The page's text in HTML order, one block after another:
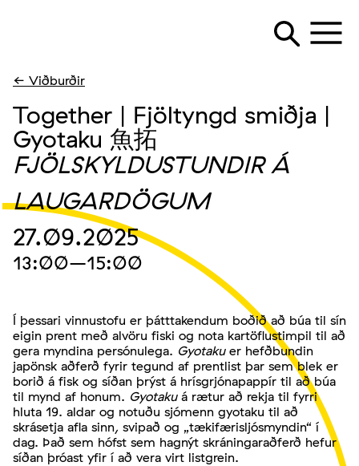
← Viðburðir
Together | Fjöltyngd smiðja |
Gyotaku 魚拓
FJÖLSKYLDUSTUNDIR Á
LAUGARDÖGUM
27.09.2025
13:00–15:00
Í þessari vinnustofu er þátttakendum boðið að búa til sín
eigin prent með alvöru fiski og nota kartöflustimpil til að
gera myndina persónulega. Gyotaku er hefðbundin
japönsk aðferð fyrir tegund af prentlist þar sem blek er
borið á fisk og síðan þrýst á hrísgrjónapappír til að búa
til mynd af honum. Gyotaku á rætur að rekja til fyrri
hluta 19. aldar og notuðu sjómenn gyotaku til að
skrásetja afla sinn, svipað og „tækifærisljósmyndin“ í
dag. Það sem hófst sem hagnýt skráningaraðferð hefur
síðan þróast yfir í að vera virt listgrein.